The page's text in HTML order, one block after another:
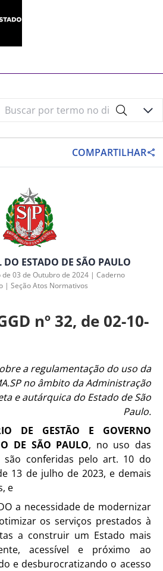
COMPARTILHAR
ESTADO DE SÃO PAULO
de 03 de Outubro de 2024 | Caderno
| Seção Atos Normativos
nº 32, de 02-10-
a regulamentação do uso da
no âmbito da Administração
e autárquica do Estado de São
Paulo.
DE GESTÃO E GOVERNO
DE SÃO PAULO, no uso das
são conferidas pelo art. 10 do
13 de julho de 2023, e demais
e
a necessidade de modernizar
os serviços prestados à
a construir um Estado mais
acessível e próximo ao
e desburocratizando o acesso